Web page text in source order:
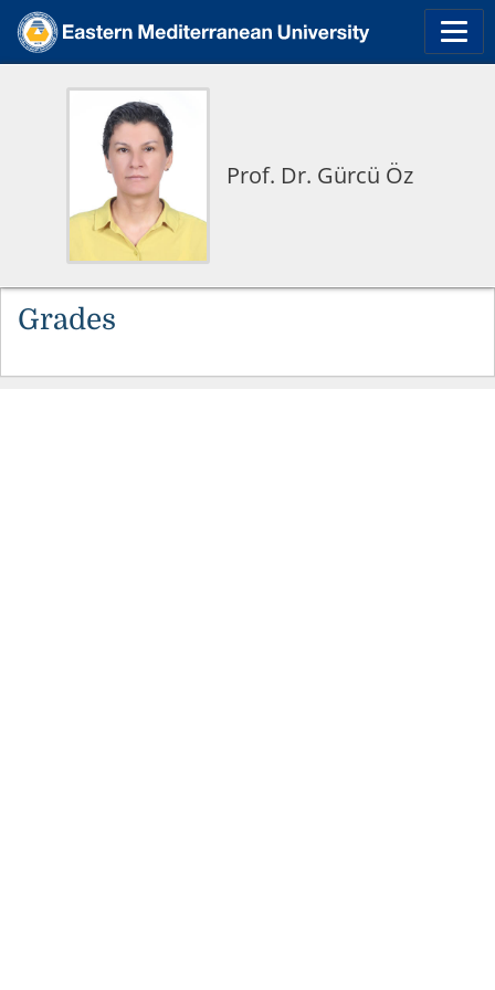
Prof. Dr. Gürcü Öz
Grades